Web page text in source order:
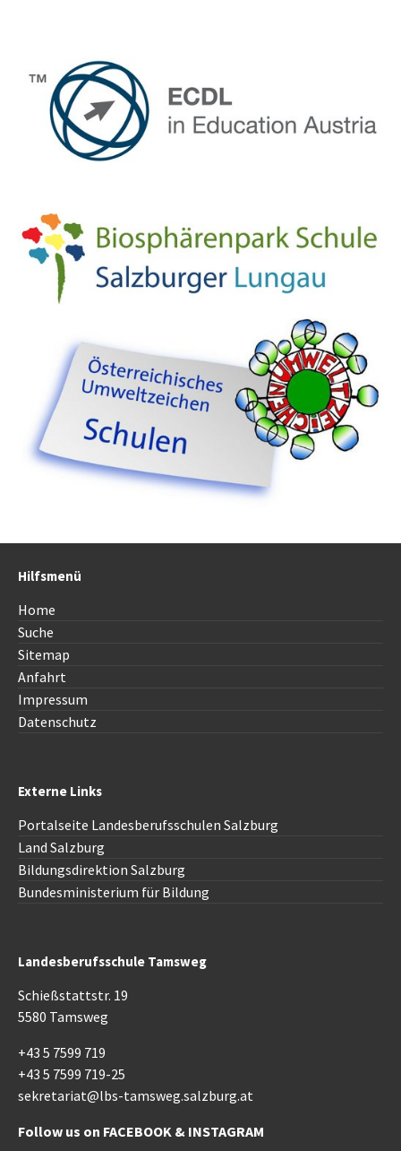
Hilfsmenü
Home
Suche
Sitemap
Anfahrt
Impressum
Datenschutz
Externe Links
Portalseite Landesberufsschulen Salzburg
Land Salzburg
Bildungsdirektion Salzburg
Bundesministerium für Bildung
Landesberufsschule Tamsweg
Schießstattstr. 19
5580 Tamsweg
+43 5 7599 719
+43 5 7599 719-25
sekretariat@lbs-tamsweg.salzburg.at
Follow us on FACEBOOK & INSTAGRAM